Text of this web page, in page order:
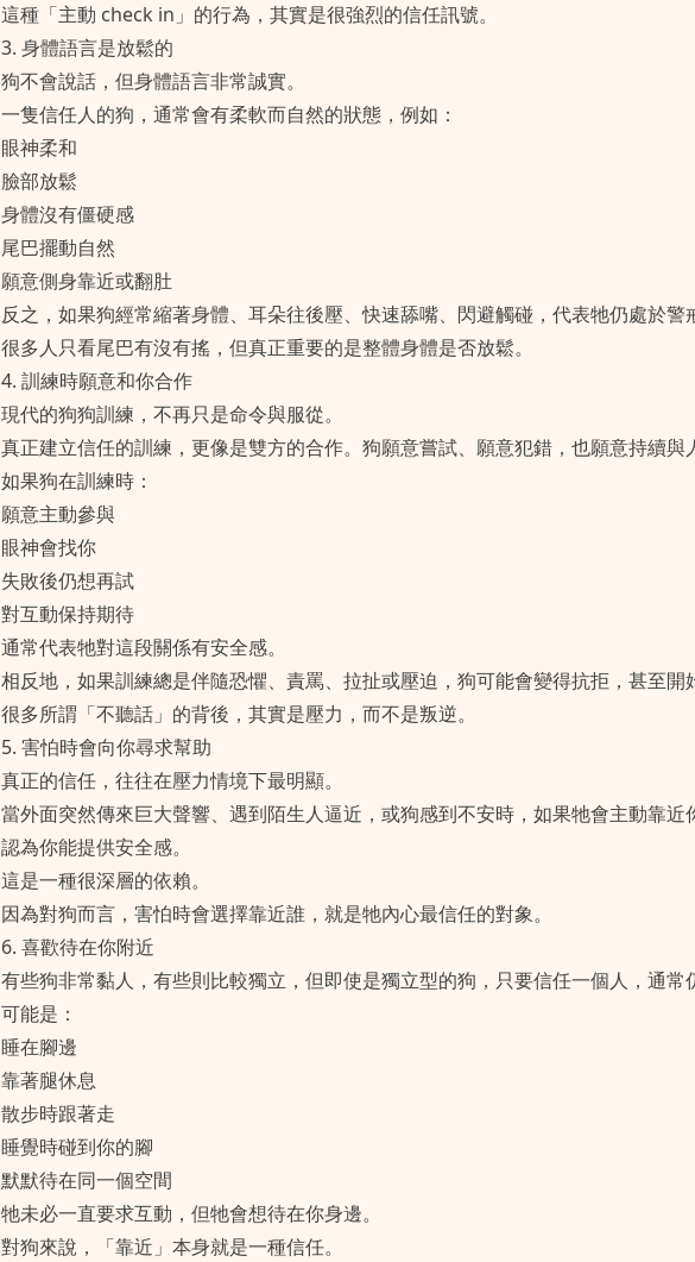
這種「主動 check in」的行為，其實是很強烈的信任訊號。
3. 身體語言是放鬆的
狗不會說話，但身體語言非常誠實。
一隻信任人的狗，通常會有柔軟而自然的狀態，例如：
眼神柔和
臉部放鬆
身體沒有僵硬感
尾巴擺動自然
願意側身靠近或翻肚
反之，如果狗經常縮著身體、耳朵往後壓、快速舔嘴、閃避觸碰，代表牠仍處於警
很多人只看尾巴有沒有搖，但真正重要的是整體身體是否放鬆。
4. 訓練時願意和你合作
現代的狗狗訓練，不再只是命令與服從。
真正建立信任的訓練，更像是雙方的合作。狗願意嘗試、願意犯錯，也願意持續與
如果狗在訓練時：
願意主動參與
眼神會找你
失敗後仍想再試
對互動保持期待
通常代表牠對這段關係有安全感。
相反地，如果訓練總是伴隨恐懼、責罵、拉扯或壓迫，狗可能會變得抗拒，甚至開
很多所謂「不聽話」的背後，其實是壓力，而不是叛逆。
5. 害怕時會向你尋求幫助
真正的信任，往往在壓力情境下最明顯。
當外面突然傳來巨大聲響、遇到陌生人逼近，或狗感到不安時，如果牠會主動靠近
認為你能提供安全感。
這是一種很深層的依賴。
因為對狗而言，害怕時會選擇靠近誰，就是牠內心最信任的對象。
6. 喜歡待在你附近
有些狗非常黏人，有些則比較獨立，但即使是獨立型的狗，只要信任一個人，通常
可能是：
睡在腳邊
靠著腿休息
散步時跟著走
睡覺時碰到你的腳
默默待在同一個空間
牠未必一直要求互動，但牠會想待在你身邊。
對狗來說，「靠近」本身就是一種信任。